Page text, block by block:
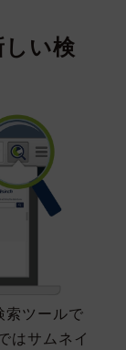
い検
ツールで
はサムネイ